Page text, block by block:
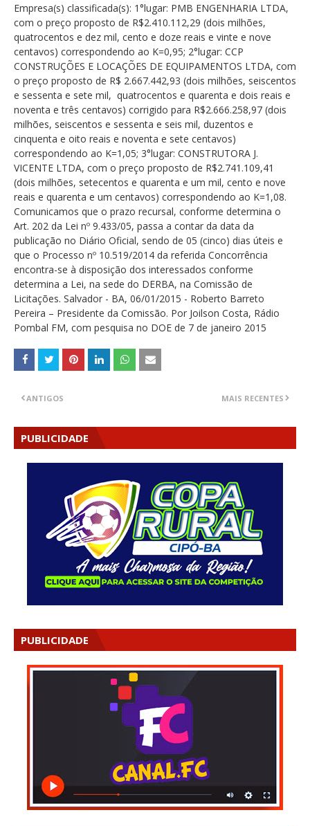
Empresa(s) classificada(s): 1°lugar: PMB ENGENHARIA LTDA,
com o preço proposto de R$2.410.112,29 (dois milhões,
quatrocentos e dez mil, cento e doze reais e vinte e nove
centavos) correspondendo ao K=0,95; 2°lugar: CCP
CONSTRUÇÕES E LOCAÇÕES DE EQUIPAMENTOS LTDA, com
o preço proposto de R$ 2.667.442,93 (dois milhões, seiscentos
e sessenta e sete mil, quatrocentos e quarenta e dois reais e
noventa e três centavos) corrigido para R$2.666.258,97 (dois
milhões, seiscentos e sessenta e seis mil, duzentos e
cinquenta e oito reais e noventa e sete centavos)
correspondendo ao K=1,05; 3°lugar: CONSTRUTORA J.
VICENTE LTDA, com o preço proposto de R$2.741.109,41
(dois milhões, setecentos e quarenta e um mil, cento e nove
reais e quarenta e um centavos) correspondendo ao K=1,08.
Comunicamos que o prazo recursal, conforme determina o
Art. 202 da Lei nº 9.433/05, passa a contar da data da
publicação no Diário Oficial, sendo de 05 (cinco) dias úteis e
que o Processo nº 10.519/2014 da referida Concorrência
encontra-se à disposição dos interessados conforme
determina a Lei, na sede do DERBA, na Comissão de
Licitações. Salvador - BA, 06/01/2015 - Roberto Barreto
Pereira – Presidente da Comissão. Por Joilson Costa, Rádio
Pombal FM, com pesquisa no DOE de 7 de janeiro 2015
MAIS RECENTES
ANTIGOS
PUBLICIDADE
PUBLICIDADE